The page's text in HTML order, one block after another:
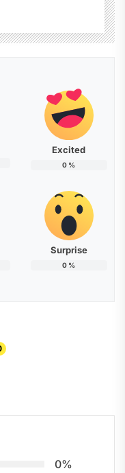
Excited
0 %
Surprise
0 %
0%